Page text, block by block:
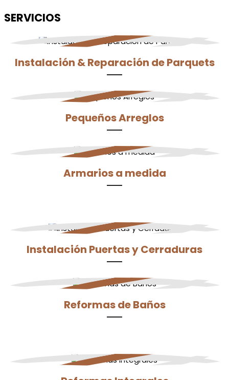
SERVICIOS
Instalación & Reparación de Parquets
Pequeños Arreglos
Armarios a medida
Instalación Puertas y Cerraduras
Reformas de Baños